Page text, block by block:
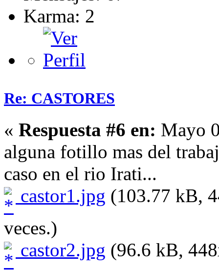
Karma: 2
Re: CASTORES
« Respuesta #6 en: Mayo
alguna fotillo mas del
caso en el rio Irati...
castor1.jpg (103.77 kB,
veces.)
castor2.jpg (96.6 kB,